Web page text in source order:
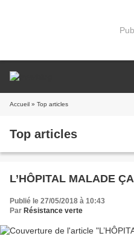
Accueil » Top articles
Top articles
L’HÔPITAL MALADE
Publié le 27/05/2018 à 10:43
Par Résistance verte